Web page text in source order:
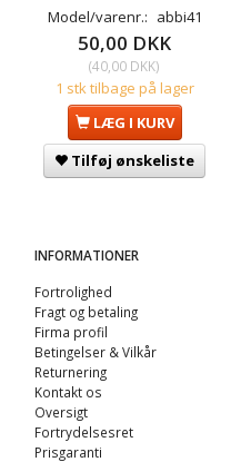
Model/varenr.: abbi41
50,00 DKK
(40,00 DKK)
1 stk tilbage på lager
LÆG I KURV
Tilføj ønskeliste
INFORMATIONER
Fortrolighed
Fragt og betaling
Firma profil
Betingelser & Vilkår
Returnering
Kontakt os
Oversigt
Fortrydelsesret
Prisgaranti